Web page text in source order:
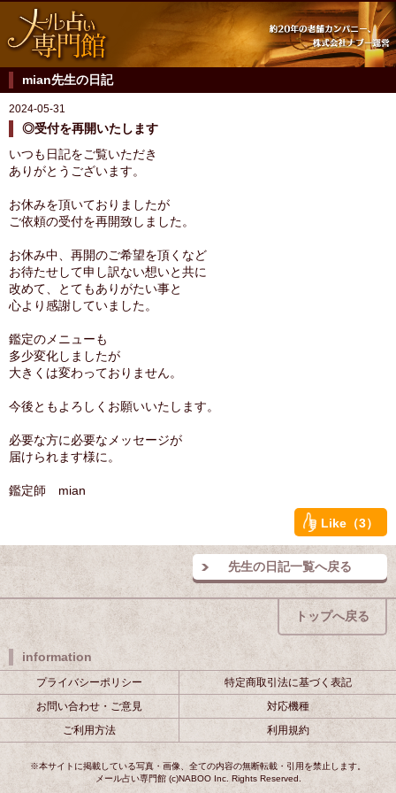
mian先生の日記
2024-05-31
◎受付を再開いたします
いつも日記をご覧いただき
ありがとうございます。
お休みを頂いておりましたが
ご依頼の受付を再開致しました。
お休み中、再開のご希望を頂くなど
お待たせして申し訳ない想いと共に
改めて、とてもありがたい事と
心より感謝していました。
鑑定のメニューも
多少変化しましたが
大きくは変わっておりません。
今後ともよろしくお願いいたします。
必要な方に必要なメッセージが
届けられます様に。
鑑定師 mian
Like（3）
先生の日記一覧へ戻る
トップへ戻る
information
プライバシーポリシー
特定商取引法に基づく表記
お問い合わせ・ご意見
対応機種
ご利用方法
利用規約
※本サイトに掲載している写真・画像、全ての内容の無断転載・引用を禁止します。
メール占い専門館 (c)NABOO Inc. Rights Reserved.